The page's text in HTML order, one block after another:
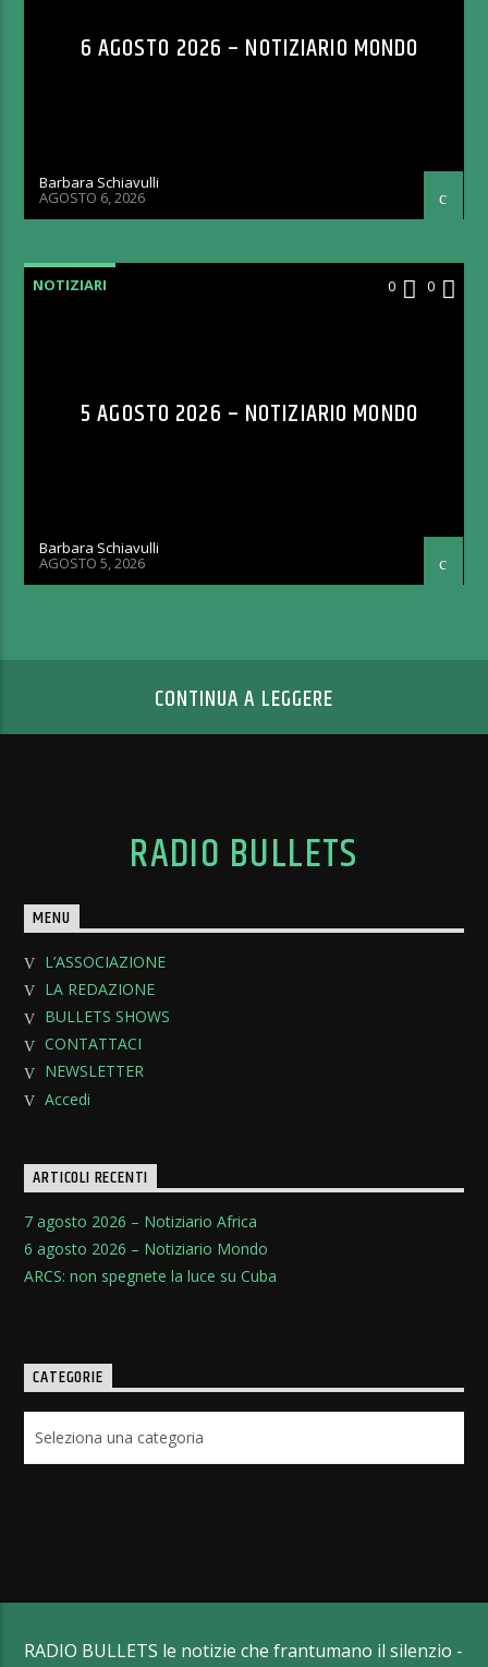
6 AGOSTO 2026 – NOTIZIARIO MONDO
Barbara Schiavulli
AGOSTO 6, 2026
NOTIZIARI 0 0
5 AGOSTO 2026 – NOTIZIARIO MONDO
Barbara Schiavulli
AGOSTO 5, 2026
CONTINUA A LEGGERE
RADIO BULLETS
MENU
L’ASSOCIAZIONE
LA REDAZIONE
BULLETS SHOWS
CONTATTACI
NEWSLETTER
Accedi
ARTICOLI RECENTI
7 agosto 2026 – Notiziario Africa
6 agosto 2026 – Notiziario Mondo
ARCS: non spegnete la luce su Cuba
CATEGORIE
RADIO BULLETS le notizie che frantumano il silenzio -